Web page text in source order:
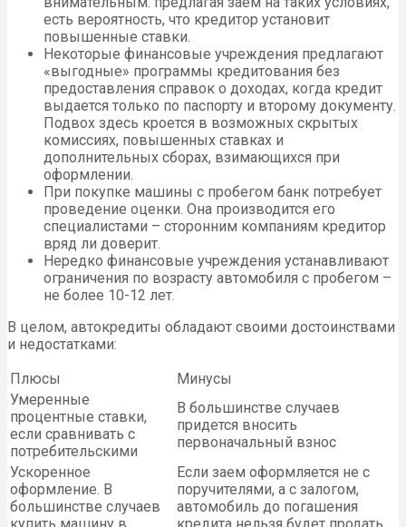
есть вероятность, что кредитор установит
повышенные ставки.
Некоторые финансовые учреждения предлагают
«выгодные» программы кредитования без
предоставления справок о доходах, когда кредит
выдается только по паспорту и второму документу.
Подвох здесь кроется в возможных скрытых
комиссиях, повышенных ставках и
дополнительных сборах, взимающихся при
оформлении.
При покупке машины с пробегом банк потребует
проведение оценки. Она производится его
специалистами – сторонним компаниям кредитор
вряд ли доверит.
Нередко финансовые учреждения устанавливают
ограничения по возрасту автомобиля с пробегом –
не более 10-12 лет.
В целом, автокредиты обладают своими достоинствами
и недостатками:
Плюсы
Минусы
Умеренные
процентные ставки,
если сравнивать с
потребительскими
В большинстве случаев
придется вносить
первоначальный взнос
Ускоренное
оформление. В
большинстве случаев
Если заем оформляется не с
поручителями, а с залогом,
автомобиль до погашения